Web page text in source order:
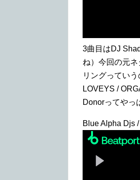
3曲目はDJ
ね）今回の元
リングってい
LOVEYS /
Donorってやっ
Blue Alpha Djs